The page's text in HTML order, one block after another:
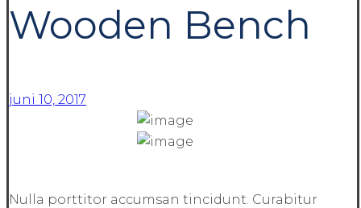
Wooden Bench
juni 10, 2017
Nulla porttitor accumsan tincidunt. Curabitur